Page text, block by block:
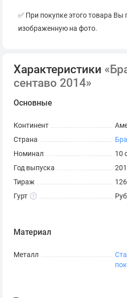
✅ При покупке этого товара Вы
изображенную на фото.
Характеристики
сентаво 2014»
Основные
Континент
Страна
Номинал
10
Год выпуска
Тираж
Гурт
Материал
Металл